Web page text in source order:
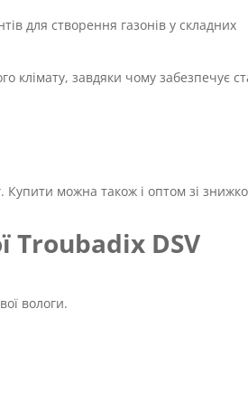
для створення газонів у складних
клімату, завдяки чому забезпечує
Купити можна також і оптом зі
Troubadix DSV
вологи.